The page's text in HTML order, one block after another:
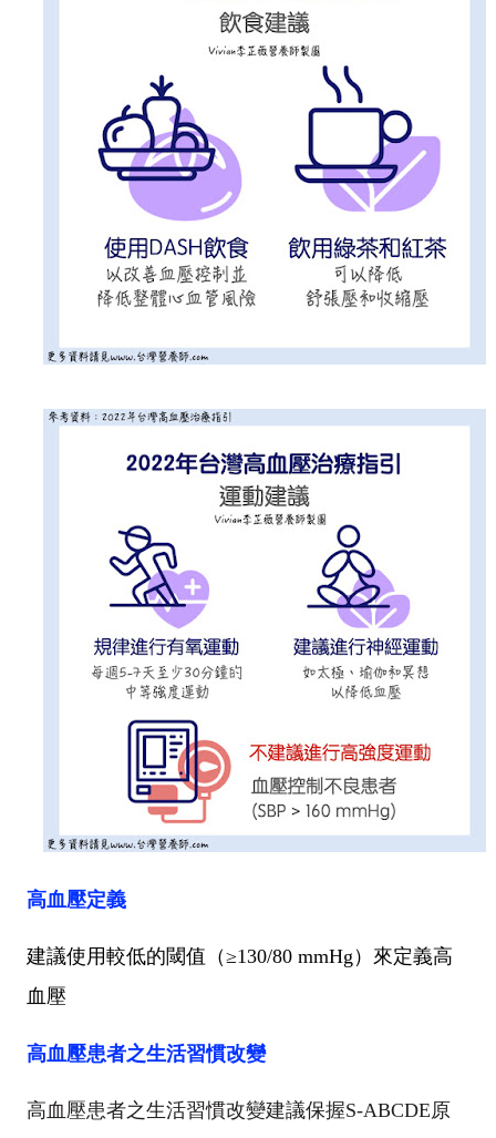
高血壓定義
建議使用較低的閾值（≥130/80 mmHg ）來定義高
血壓
高血壓患者之生活習慣改變
高血壓患者之生活習慣改變建議保握S-ABCDE原